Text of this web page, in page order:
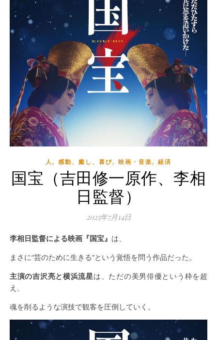
人 , 感動、癒し、喜び, 映画・音楽, 経済
国宝（吉田修一原作、李相
日監督）
2025年7月14日
李相日監督による映画『国宝』 は、
まさに“芸のために生きる”という覚悟を問う作品だった。
主演の吉沢亮と横浜流星は、ただの美男俳優という枠を超
え、
魂を削るような演技で観客を圧倒していく。